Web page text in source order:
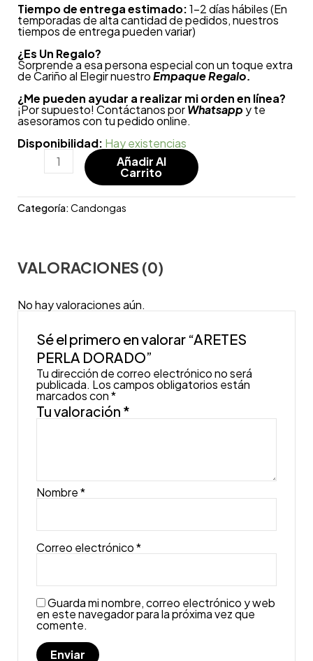
Tiempo de entrega estimado:1-2 días hábiles (En
temporadas de alta cantidad de pedidos, nuestros
tiempos de entrega pueden variar)
¿Es Un Regalo?
Sorprende a esa persona especial con un toque extra
de Cariño al Elegir nuestroEmpaque Regalo.
¿Me pueden ayudar a realizar mi orden en línea?
¡Por supuesto! Contáctanos porWhatsapp y te
asesoramos con tu pedido online.
Disponibilidad: Hay existencias
Añadir Al
Carrito
Categoría:Candongas
VALORACIONES (0)
No hay valoraciones aún.
Sé el primero en valorar “ARETES
PERLA DORADO”
Tu dirección de correo electrónico no será
publicada. Los campos obligatorios están
marcados con*
Tu valoración *
Nombre*
Correo electrónico*
Guarda mi nombre, correo electrónico y web
en este navegador para la próxima vez que
comente.